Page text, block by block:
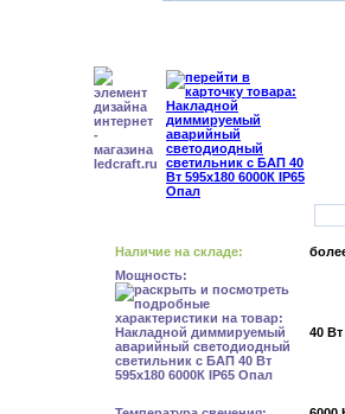
Наличие на складе:
Мощность:
40 Вт